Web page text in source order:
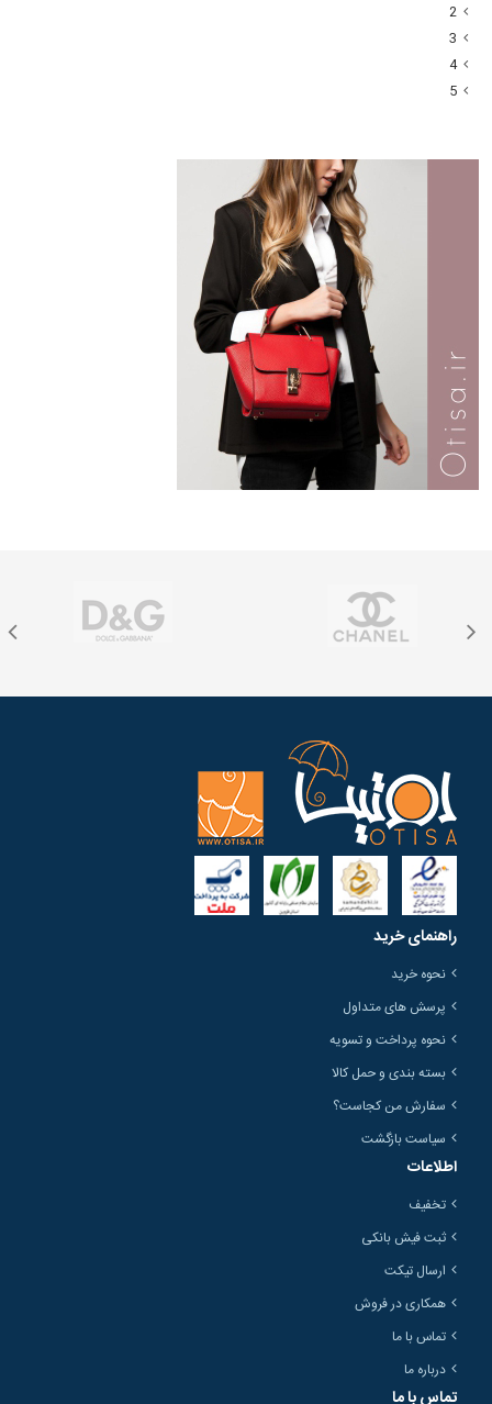
2
3
4
5
راهنمای خرید
نحوه خرید
پرسش های متداول
نحوه پرداخت و تسویه
بسته بندی و حمل کالا
سفارش من کجاست؟
سیاست بازگشت
اطلاعات
تخفیف
ثبت فیش بانکی
ارسال تیکت
همکاری در فروش
تماس با ما
درباره ما